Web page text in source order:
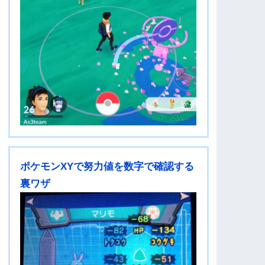
ポケモンXYで努力値を数字で確認する
裏ワザ